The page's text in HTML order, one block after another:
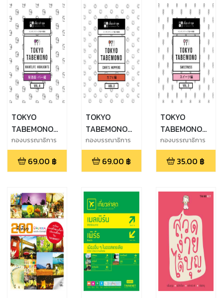
TOKYO
TABEMONO
INTERACTIVE
สวรรค์นักชิม
Vol.4 กินดื่ม
กองบรรณาธิการ
THiNKNET
69.00 ฿
TOKYO
TABEMONO
INTERACTIVE
สวรรค์นักชิม
Vol.2 ค่าเฟ่ต้อง
กองบรรณาธิการ
THiNKNET
69.00 ฿
TOKYO
TABEMONO
INTERACTIVE
สวรรค์นักชิม
Vol.3 ขนม
กองบรรณาธิการ
THiNKNET
35.00 ฿